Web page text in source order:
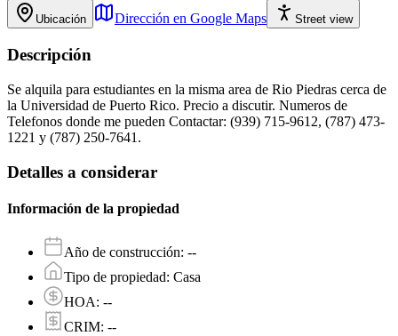
Ubicación Dirección en Google Maps Street view
Descripción
Se alquila para estudiantes en la misma area de Rio Piedras cerca de
la Universidad de Puerto Rico. Precio a discutir. Numeros de
Telefonos donde me pueden Contactar: (939) 715-9612, (787) 473-
1221 y (787) 250-7641.
Detalles a considerar
Información de la propiedad
Año de construcción: --
Tipo de propiedad: Casa
HOA: --
CRIM: --